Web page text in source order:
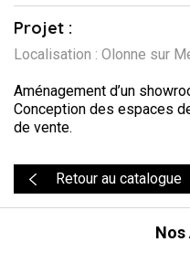
Projet :
Localisation : Olonne sur
Aménagement d’un
Conception des espaces
de vente.
Retour au catalogue
Nos